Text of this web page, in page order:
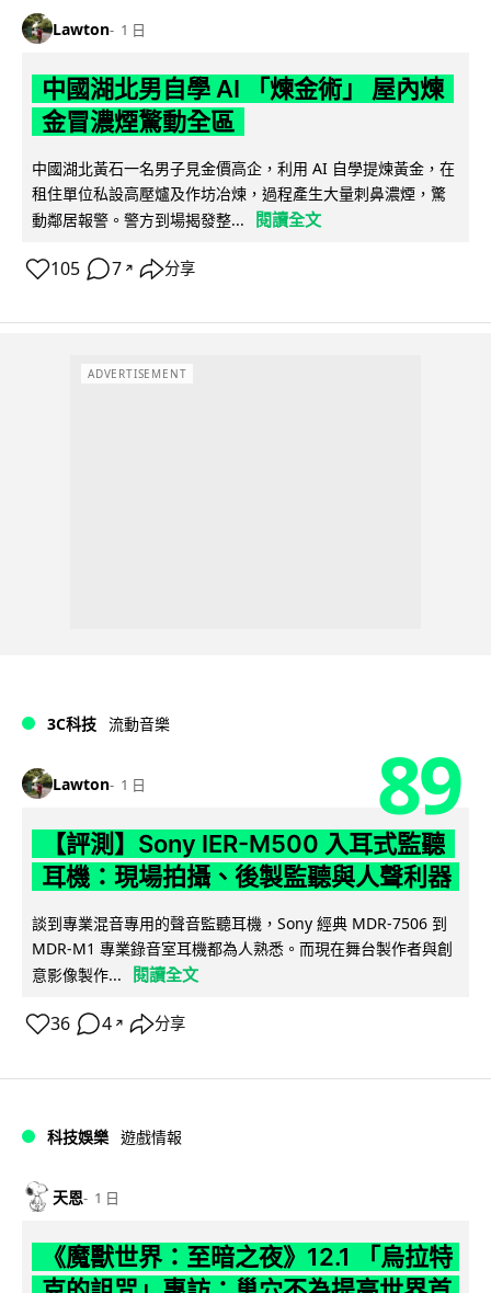
Lawton 1 日
中國湖北男自學 AI 「煉金術」 屋內煉
金冒濃煙驚動全區
中國湖北黃石一名男子見金價高企，利用 AI 自學提煉黃金，在
租住單位私設高壓爐及作坊冶煉，過程產生大量刺鼻濃煙，驚
動鄰居報警。警方到場揭發整...
閱讀全文
105 7 ↗ 分享
ADVERTISEMENT
3C科技 流動音樂
Lawton 1 日 89
【評測】Sony IER-M500 入耳式監聽
耳機：現場拍攝、後製監聽與人聲利器
談到專業混音專用的聲音監聽耳機，Sony 經典 MDR-7506 到
MDR-M1 專業錄音室耳機都為人熟悉。而現在舞台製作者與創
意影像製作...
閱讀全文
36 4 ↗ 分享
科技娛樂 遊戲情報
天恩 1 日
《魔獸世界：至暗之夜》12.1 「烏拉特